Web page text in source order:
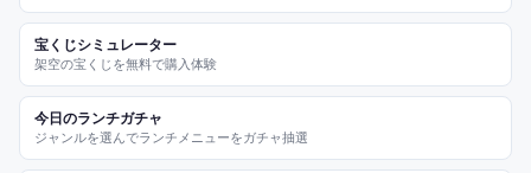
宝くじシミュレーター
架空の宝くじを無料で購入体験
今日のランチガチャ
ジャンルを選んでランチメニューをガチャ抽選